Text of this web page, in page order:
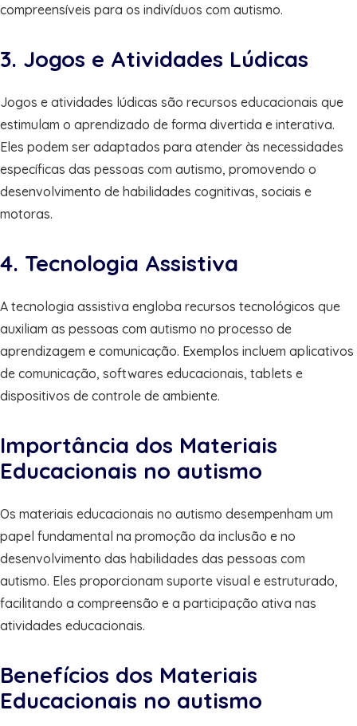
compreensíveis para os indivíduos com autismo.
3. Jogos e Atividades Lúdicas
Jogos e atividades lúdicas são recursos educacionais que
estimulam o aprendizado de forma divertida e interativa.
Eles podem ser adaptados para atender às necessidades
específicas das pessoas com autismo, promovendo o
desenvolvimento de habilidades cognitivas, sociais e
motoras.
4. Tecnologia Assistiva
A tecnologia assistiva engloba recursos tecnológicos que
auxiliam as pessoas com autismo no processo de
aprendizagem e comunicação. Exemplos incluem aplicativos
de comunicação, softwares educacionais, tablets e
dispositivos de controle de ambiente.
Importância dos Materiais
Educacionais no autismo
Os materiais educacionais no autismo desempenham um
papel fundamental na promoção da inclusão e no
desenvolvimento das habilidades das pessoas com
autismo. Eles proporcionam suporte visual e estruturado,
facilitando a compreensão e a participação ativa nas
atividades educacionais.
Benefícios dos Materiais
Educacionais no autismo